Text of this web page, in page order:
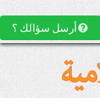
أرسل سؤالك ؟